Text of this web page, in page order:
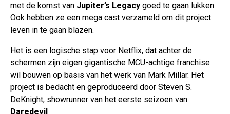
met de komst van Jupiter’s Legacy goed te gaan lukken.
Ook hebben ze een mega cast verzameld om dit project
leven in te gaan blazen.
Het is een logische stap voor Netflix, dat achter de
schermen zijn eigen gigantische MCU-achtige franchise
wil bouwen op basis van het werk van Mark Millar. Het
project is bedacht en geproduceerd door Steven S.
DeKnight, showrunner van het eerste seizoen van
Daredevil